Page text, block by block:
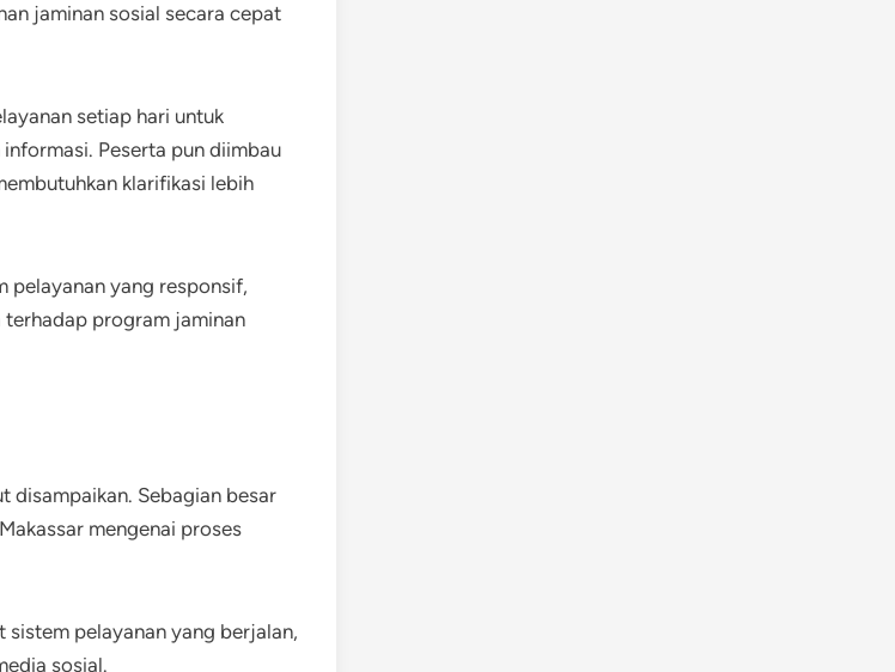
jaminan sosial secara cepat
setiap hari untuk
Peserta pun diimbau
klarifikasi lebih
pelayanan yang responsif,
program jaminan
disampaikan. Sebagian besar
mengenai proses
sistem pelayanan yang berjalan,
sosial.